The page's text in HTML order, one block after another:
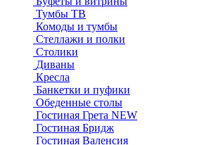
Тумбы ТВ
Комоды и тумбы
Стеллажи и полки
Столики
Диваны
Кресла
Банкетки и пуфики
Обеденные столы
Гостиная Грета NEW
Гостиная Бридж
Гостиная Валенсия